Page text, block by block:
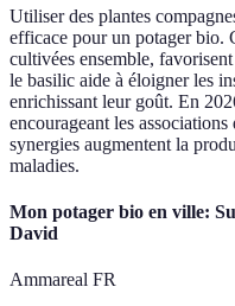
Utiliser des plantes
efficace pour un potager bio.
cultivées ensemble,
le basilic aide à éloigner les
enrichissant leur goût. En
encourageant les
synergies augmentent la
maladies.
Mon potager bio en ville:
David
Ammareal FR